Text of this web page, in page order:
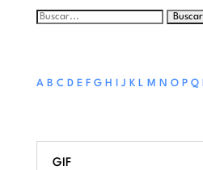
Buscar:
A B C D E F G H J K L M N O P Q
GIF